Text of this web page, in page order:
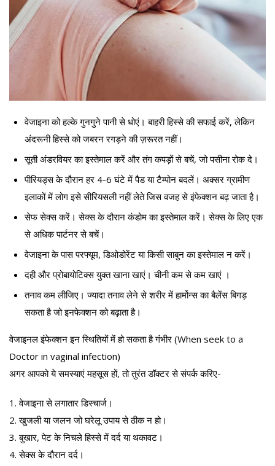
वेजाइना को हल्के गुनगुने पानी से धोएं। बाहरी हिस्से की सफाई करें, लेकिन
अंदरूनी हिस्से को जबरन रगड़ने की ज़रूरत नहीं।
सूती अंडरवियर का इस्तेमाल करें और तंग कपड़ों से बचें, जो पसीना रोक दे।
पीरियड्स के दौरान हर 4-6 घंटे में पैड या टैम्पोन बदलें। अक्सर ग्रामीण
इलाकों में लोग इसे सीरियसली नहीं लेते जिस वजह से इंफेक्शन बढ़ जाता है।
सेफ सेक्स करें। सेक्स के दौरान कंडोम का इस्तेमाल करें। सेक्स के लिए एक
से अधिक पार्टनर से बचें।
वेजाइना के पास परफ्यूम, डिओडोरेंट या किसी साबुन का इस्तेमाल न करें।
दही और प्रोबायोटिक्स युक्त खाना खाएं। चीनी कम से कम खाएं ।
तनाव कम लीजिए। ज्यादा तनाव लेने से शरीर में हार्मोन्स का बैलेंस बिगड़
सकता है जो इनफेक्शन को बढ़ाता है।
वेजाइनल इंफेक्शन इन स्थितियों में हो सकता है गंभीर (When seek to a
Doctor in vaginal infection)
अगर आपको ये समस्याएं महसूस हों, तो तुरंत डॉक्टर से संपर्क करिए-
1. वेजाइना से लगातार डिस्चार्ज।
2. खुजली या जलन जो घरेलू उपाय से ठीक न हो।
3. बुखार, पेट के निचले हिस्से में दर्द या थकावट।
4. सेक्स के दौरान दर्द।